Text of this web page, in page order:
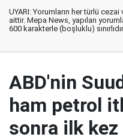
UYARI: Yorumların her türlü
aittir. Mepa News, yapılan
600 karakterle (boşluklu)
ABD'nin
ham petrol
sonra ilk kez